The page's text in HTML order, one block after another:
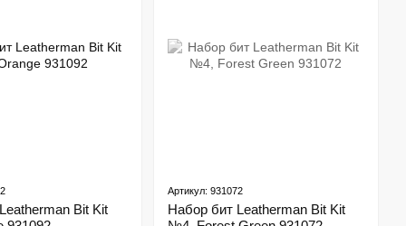
Bit Kit
Артикул: 931072
Набор бит Leatherman Bit Kit